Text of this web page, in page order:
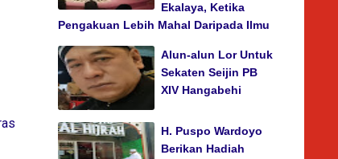
Ekalaya, Ketika
Pengakuan Lebih Mahal Daripada Ilmu
Alun-alun Lor Untuk
Sekaten Seijin PB
XIV Hangabehi
H. Puspo Wardoyo
Berikan Hadiah